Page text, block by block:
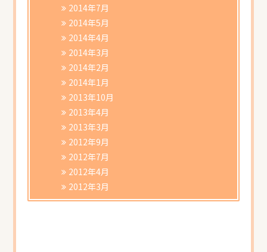
2014年7月
2014年5月
2014年4月
2014年3月
2014年2月
2014年1月
2013年10月
2013年4月
2013年3月
2012年9月
2012年7月
2012年4月
2012年3月